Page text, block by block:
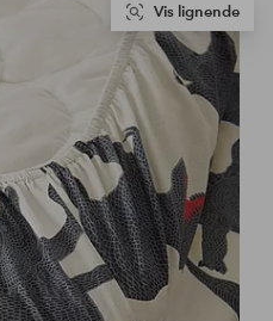
Vis lignende